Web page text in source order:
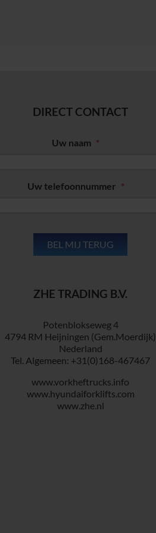
DIRECT CONTACT
Uw naam *
Uw telefoonnummer *
ZHE TRADING B.V.
Potenblokseweg 4
4794 RM Heijningen (Gem.Moerdijk)
Nederland
Tel. Algemeen: +31(0)168-467467
www.vorkheftrucks.info
www.hyundaiforklifts.com
www.zhe.nl